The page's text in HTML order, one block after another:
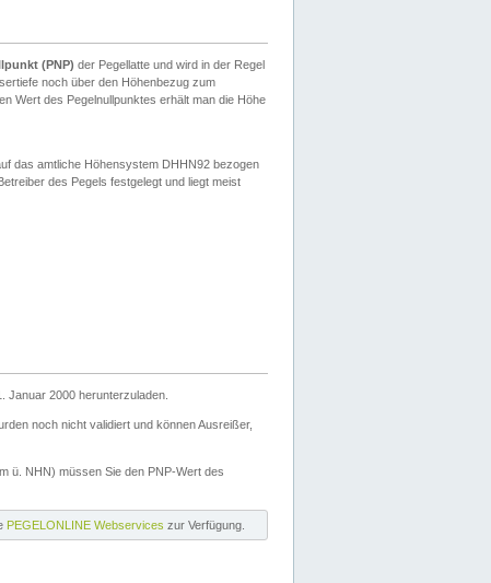
(PNP) der Pegellatte und wird in der Regel
noch über den Höhenbezug zum
Wert des Pegelnullpunktes erhält man die Höhe
das amtliche Höhensystem DHHN92 bezogen
des Pegels festgelegt und liegt meist
Januar 2000 herunterzuladen.
noch nicht validiert und können Ausreißer,
ü. NHN) müssen Sie den PNP-Wert des
PEGELONLINE Webservices zur Verfügung.